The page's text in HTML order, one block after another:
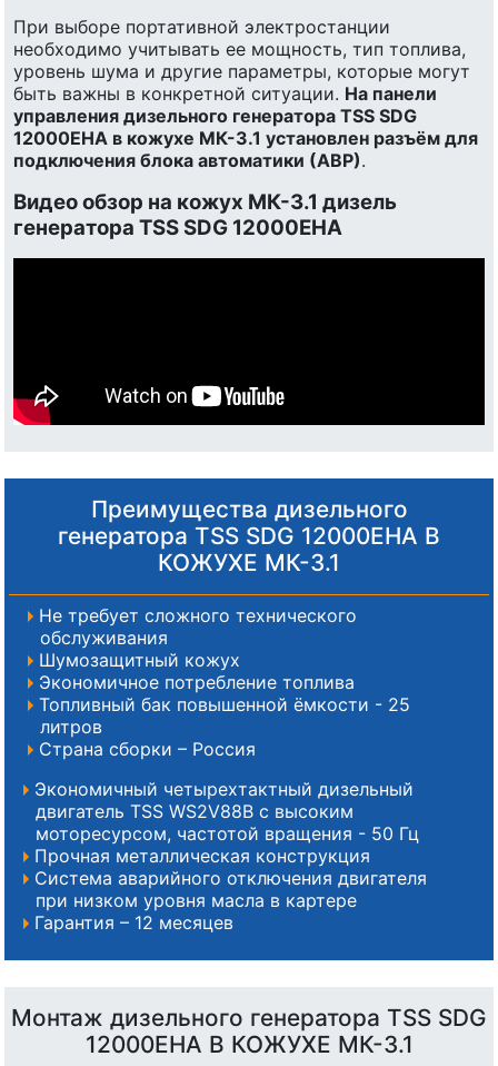
При выборе портативной электростанции
необходимо учитывать ее мощность, тип топлива,
уровень шума и другие параметры, которые могут
быть важны в конкретной ситуации. На панели
управления дизельного генератора TSS SDG
12000EHA в кожухе МК-3.1 установлен разъём для
подключения блока автоматики (АВР).
Видео обзор на кожух МК-3.1 дизель
генератора TSS SDG 12000EHA
Преимущества дизельного
генератора TSS SDG 12000EHA В
КОЖУХЕ МК-3.1
Не требует сложного технического
обслуживания
Шумозащитный кожух
Экономичное потребление топлива
Топливный бак повышенной ёмкости - 25
литров
Страна сборки – Россия
Экономичный четырехтактный дизельный
двигатель TSS WS2V88B с высоким
моторесурсом, частотой вращения - 50 Гц
Прочная металлическая конструкция
Система аварийного отключения двигателя
при низком уровня масла в картере
Гарантия – 12 месяцев
Монтаж дизельного генератора TSS SDG
12000EHA В КОЖУХЕ МК-3.1